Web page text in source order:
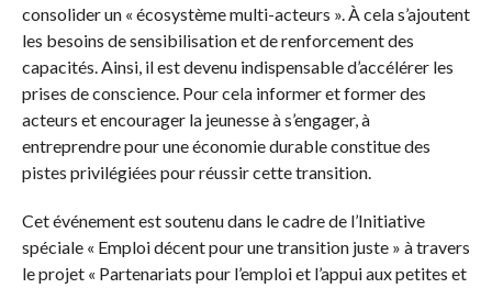
consolider un « écosystème multi-acteurs ». À cela s’ajoutent
les besoins de sensibilisation et de renforcement des
capacités. Ainsi, il est devenu indispensable d’accélérer les
prises de conscience. Pour cela informer et former des
acteurs et encourager la jeunesse à s’engager, à
entreprendre pour une économie durable constitue des
pistes privilégiées pour réussir cette transition.
Cet événement est soutenu dans le cadre de l’Initiative
spéciale « Emploi décent pour une transition juste » à travers
le projet « Partenariats pour l’emploi et l’appui aux petites et